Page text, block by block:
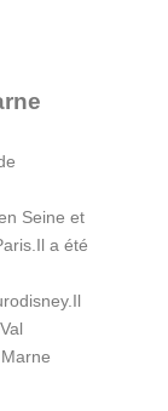
Seine et
a été